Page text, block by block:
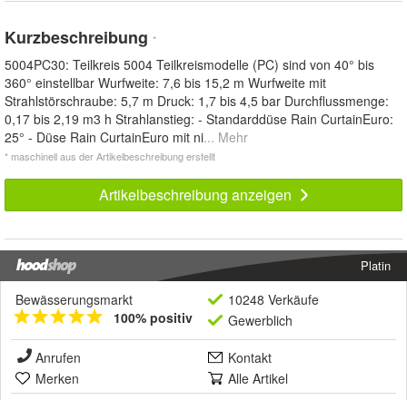
Kurzbeschreibung *
5004PC30: Teilkreis 5004 Teilkreismodelle (PC) sind von 40° bis
360° einstellbar Wurfweite: 7,6 bis 15,2 m Wurfweite mit
Strahlstörschraube: 5,7 m Druck: 1,7 bis 4,5 bar Durchflussmenge:
0,17 bis 2,19 m3 h Strahlanstieg: - Standarddüse Rain CurtainEuro:
25° - Düse Rain CurtainEuro mit ni... Mehr
* maschinell aus der Artikelbeschreibung erstellt
Artikelbeschreibung anzeigen
Platin
Bewässerungsmarkt
100% positiv
10248 Verkäufe
Gewerblich
Anrufen
Kontakt
Merken
Alle Artikel